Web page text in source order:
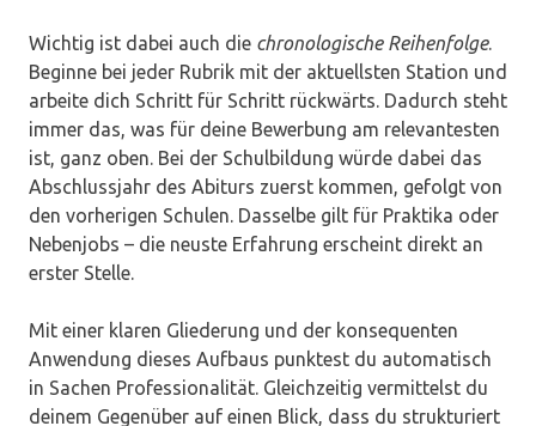
Wichtig ist dabei auch die chronologische Reihenfolge.
Beginne bei jeder Rubrik mit der aktuellsten Station und
arbeite dich Schritt für Schritt rückwärts. Dadurch steht
immer das, was für deine Bewerbung am relevantesten
ist, ganz oben. Bei der Schulbildung würde dabei das
Abschlussjahr des Abiturs zuerst kommen, gefolgt von
den vorherigen Schulen. Dasselbe gilt für Praktika oder
Nebenjobs – die neuste Erfahrung erscheint direkt an
erster Stelle.
Mit einer klaren Gliederung und der konsequenten
Anwendung dieses Aufbaus punktest du automatisch
in Sachen Professionalität. Gleichzeitig vermittelst du
deinem Gegenüber auf einen Blick, dass du strukturiert